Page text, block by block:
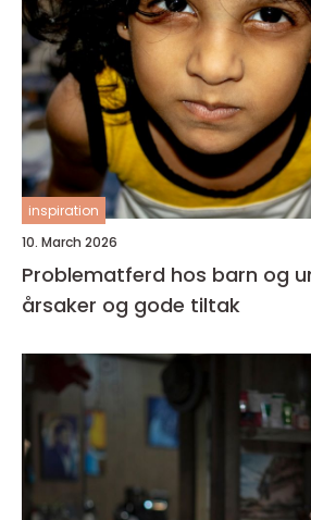
inspiration
10. March 2026
Problematferd hos barn og unge
årsaker og gode tiltak